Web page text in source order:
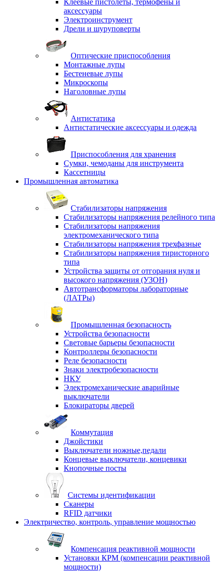
Клеевые пистолеты, термофены и
аксессуары
Электроинструмент
Дрели и шуруповерты
Оптические приспособления
Монтажные лупы
Бестеневые лупы
Микроскопы
Наголовные лупы
Антистатика
Антистатические аксессуары и одежда
Приспособления для хранения
Сумки, чемоданы для инструмента
Кассетницы
Промышленная автоматика
Стабилизаторы напряжения
Стабилизаторы напряжения релейного типа
Стабилизаторы напряжения
электромеханического типа
Стабилизаторы напряжения трехфазные
Стабилизаторы напряжения тиристорного
типа
Устройства защиты от отгорания нуля и
высокого напряжения (УЗОН)
Автотрансформаторы лабораторные
(ЛАТРы)
Промышленная безопасность
Устройства безопасности
Световые барьеры безопасности
Контроллеры безопасности
Реле безопасности
Знаки электробезопасности
НКУ
Электромеханические аварийные
выключатели
Блокираторы дверей
Коммутация
Джойстики
Выключатели ножные,педали
Концевые выключатели, концевики
Кнопочные посты
Системы идентификации
Сканеры
RFID датчики
Электричество, контроль, управление мощностью
Компенсация реактивной мощности
Установки КРМ (компенсации реактивной
мощности)